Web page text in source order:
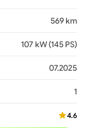
569 km
107 kW (145 PS)
07.2025
1
4.6